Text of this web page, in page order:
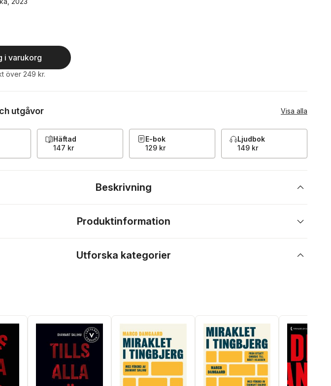
Totalt antal röster:
i varukorg
över 249 kr.
utgåvor Visa alla
Häftad
147 kr
E-bok
129 kr
Ljudbok
149 kr
Beskrivning
Produktinformation
Utforska kategorier